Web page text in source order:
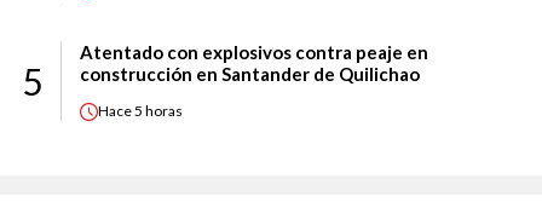
5
Atentado con explosivos contra peaje en
construcción en Santander de Quilichao
Hace5 horas